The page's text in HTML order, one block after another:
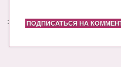
ПОДПИСАТЬСЯ НА